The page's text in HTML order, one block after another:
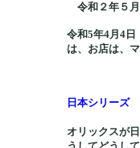
令和２年５
令和5年4月4
は、お店は、
日本シリーズ
オリックスが